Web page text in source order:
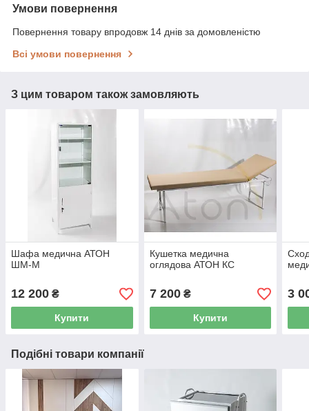
Умови повернення
Повернення товару впродовж 14 днів за домовленістю
Всі умови повернення
З цим товаром також замовляють
Шафа медична АТОН
ШМ-М
12 200 ₴
Купити
Кушетка медична
оглядова АТОН КС
7 200₴
Купити
3
Подібні товари компанії